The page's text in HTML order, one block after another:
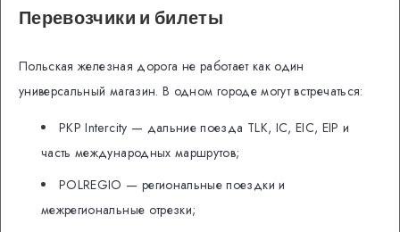
Перевозчики и билеты
Польская железная дорога не работает как один
универсальный магазин. В одном городе могут встречаться:
PKP Intercity — дальние поезда TLK, IC, EIC, EIP и
часть международных маршрутов;
POLREGIO — региональные поездки и
межрегиональные отрезки;